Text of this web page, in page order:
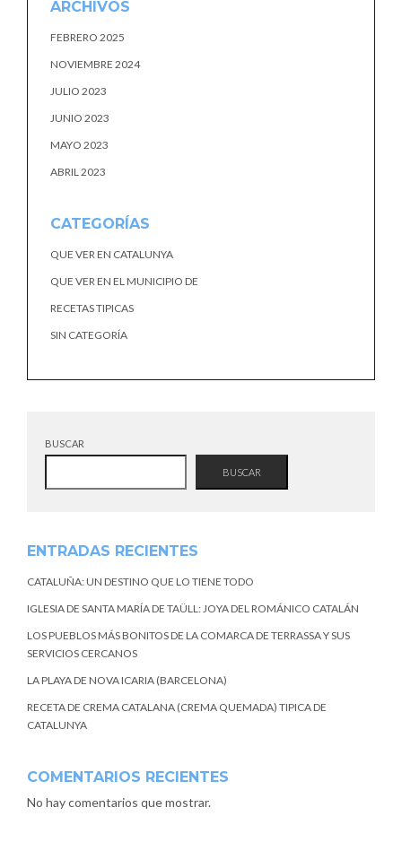
ARCHIVOS
FEBRERO 2025
NOVIEMBRE 2024
JULIO 2023
JUNIO 2023
MAYO 2023
ABRIL 2023
CATEGORÍAS
QUE VER EN CATALUNYA
QUE VER EN EL MUNICIPIO DE
RECETAS TIPICAS
SIN CATEGORÍA
BUSCAR
BUSCAR
ENTRADAS RECIENTES
CATALUÑA: UN DESTINO QUE LO TIENE TODO
IGLESIA DE SANTA MARÍA DE TAÜLL: JOYA DEL ROMÁNICO CATALÁN
LOS PUEBLOS MÁS BONITOS DE LA COMARCA DE TERRASSA Y SUS
SERVICIOS CERCANOS
LA PLAYA DE NOVA ICARIA (BARCELONA)
RECETA DE CREMA CATALANA (CREMA QUEMADA) TIPICA DE
CATALUNYA
COMENTARIOS RECIENTES
No hay comentarios que mostrar.